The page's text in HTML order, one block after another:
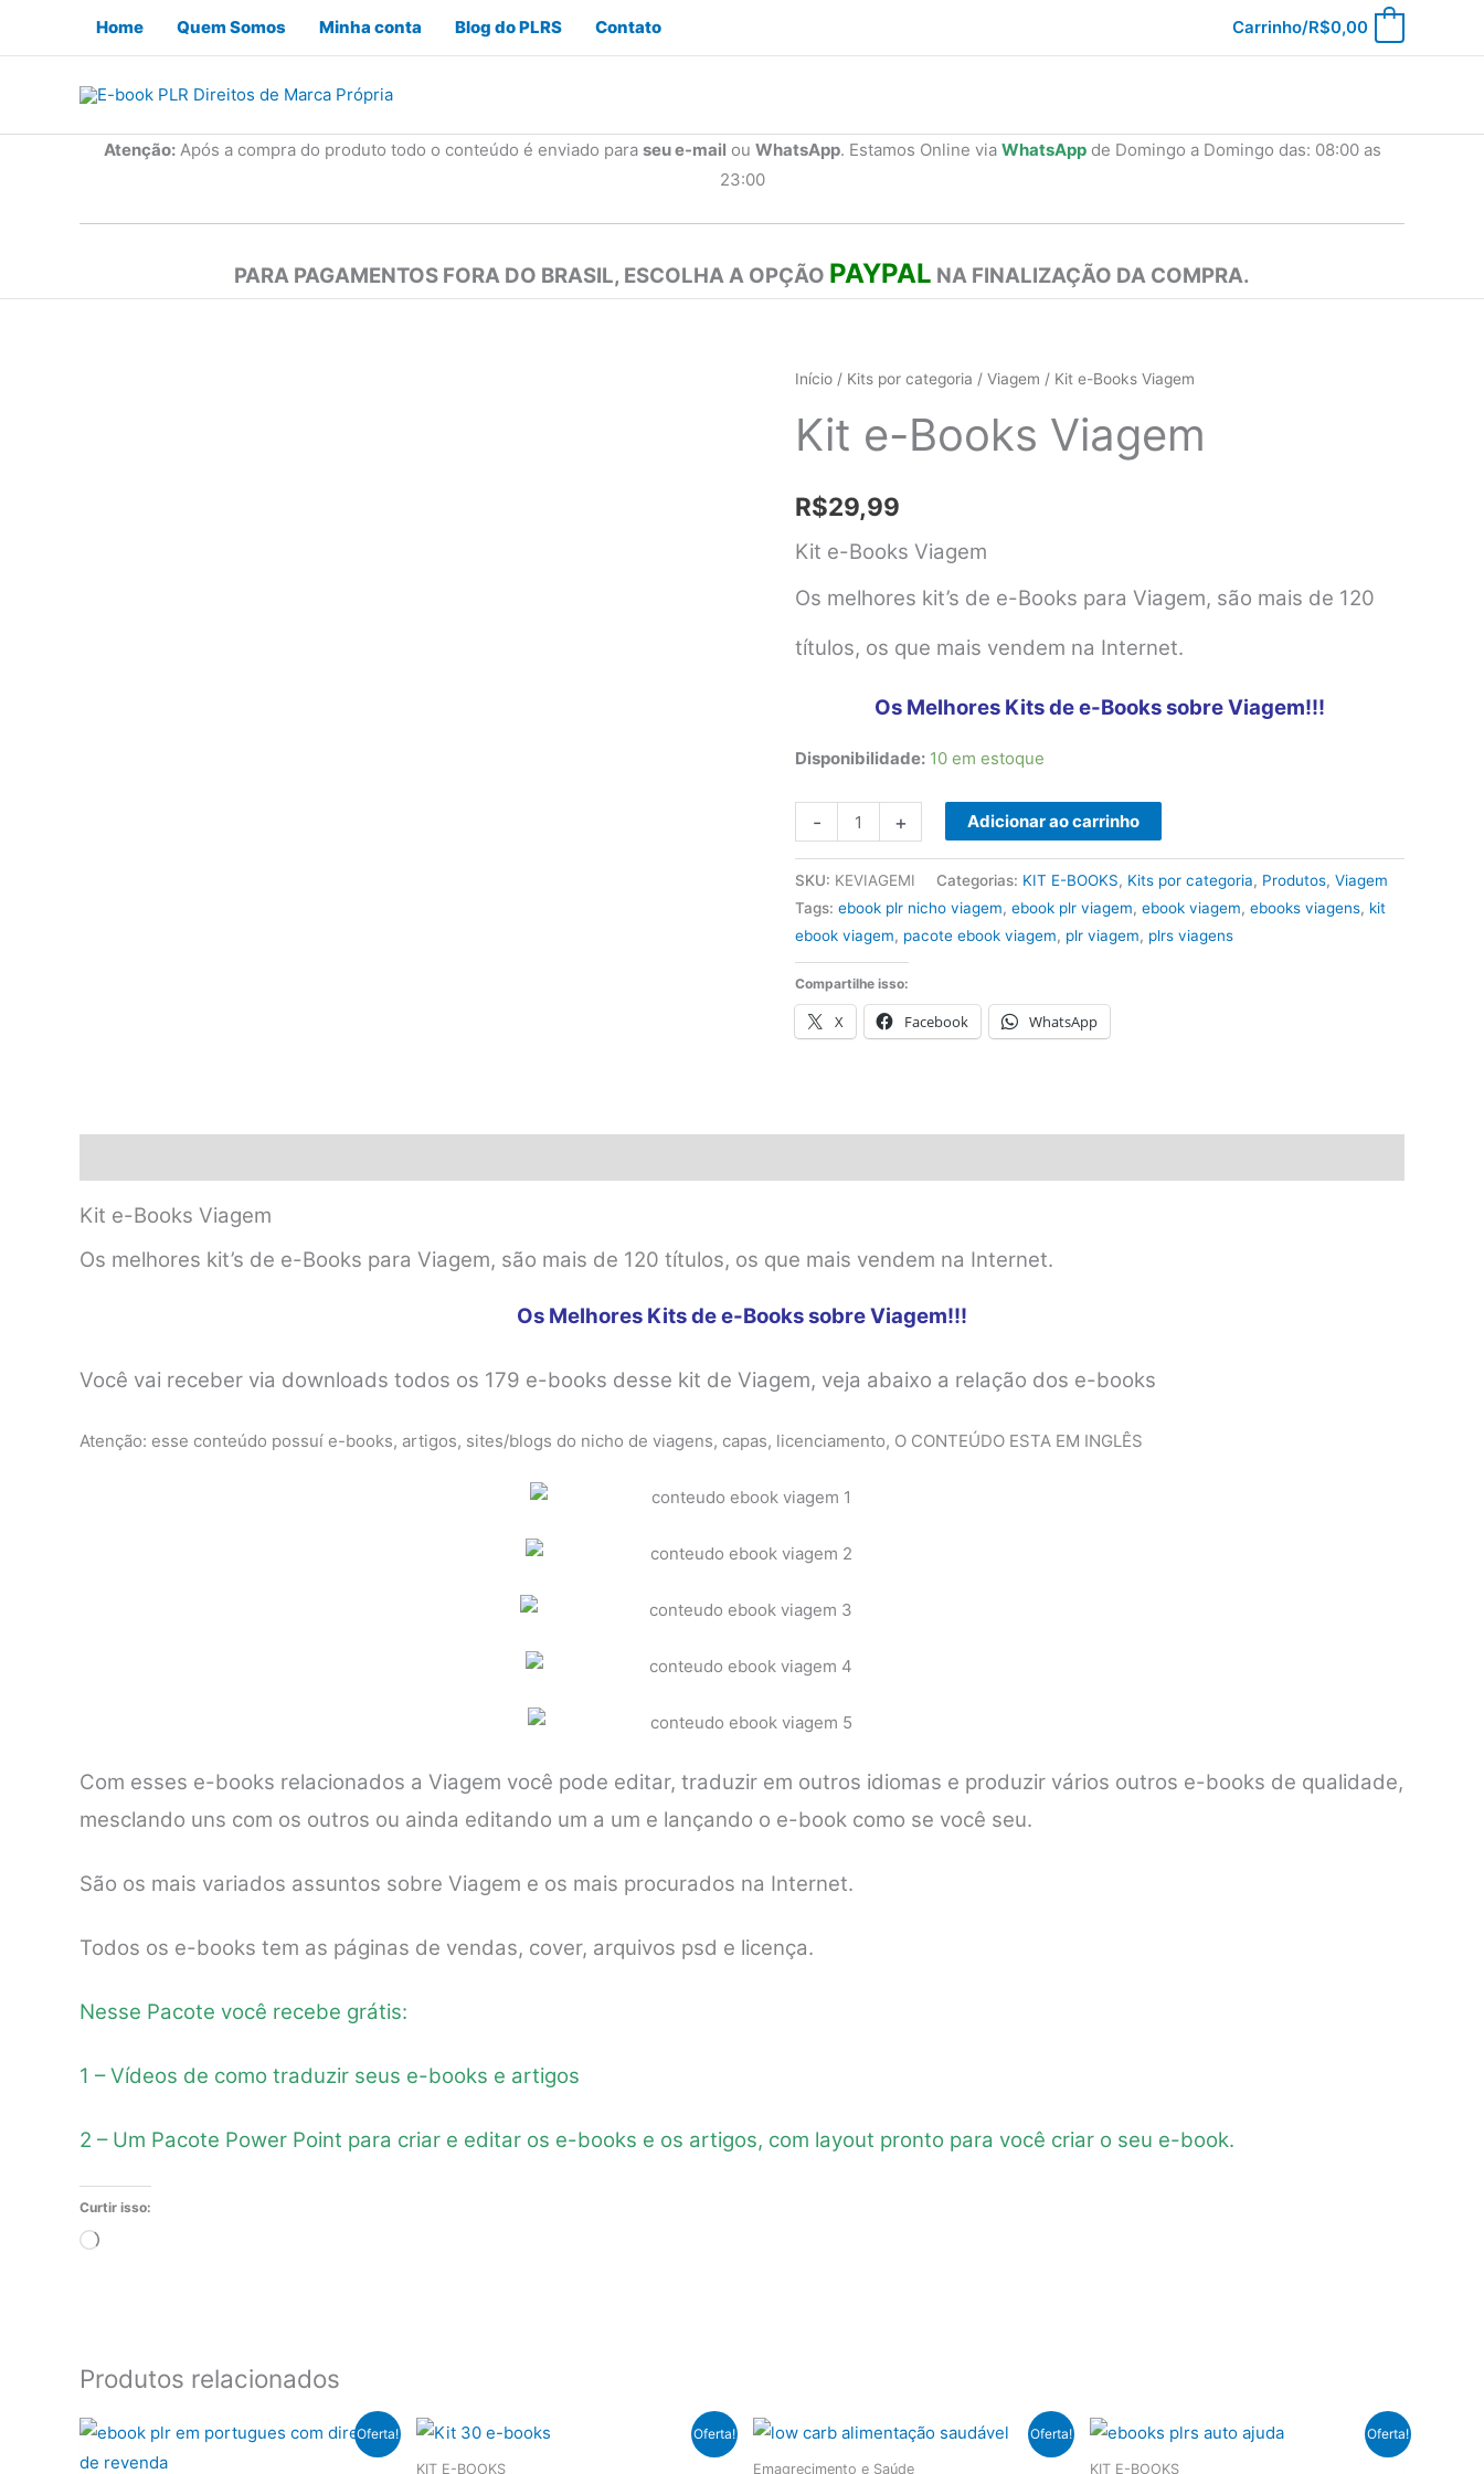
Home Quem Somos Minha conta Blog do PLRS Contato Carrinho/R$0,00
Atenção:Após a compra do produto todo o conteúdo é enviado para seu e-mail ou WhatsApp. Estamos Online via WhatsAppde Domingo a Domingo das: 08:00 as
23:00
PARA PAGAMENTOS FORA DO BRASIL, ESCOLHA A OPÇÃO PAYPAL NA FINALIZAÇÃO DA COMPRA.
Início / Kits por categoria / Viagem / Kit e-Books Viagem
Kit e-Books Viagem
R$29,99
Kit e-Books Viagem
Os melhores kit’s de e-Books para Viagem, são mais de 120
títulos, os que mais vendem na Internet.
Os Melhores Kits de e-Books sobre Viagem!!!
Disponibilidade: 10 em estoque
-
e-
Books
Viagem
quantidade
+ Adicionar ao carrinho
SKU: KEVIAGEMI Categorias: KIT E-BOOKS, Kits por categoria, Produtos, Viagem
Tags: ebook plr nicho viagem, ebook plr viagem, ebook viagem, ebooks viagens, kit
ebook viagem, pacote ebook viagem, plr viagem, plrs viagens
Compartilhe isso:
X Facebook WhatsApp
Kit e-Books Viagem
Os melhores kit’s de e-Books para Viagem, são mais de 120 títulos, os que mais vendem na Internet.
Os Melhores Kits de e-Books sobre Viagem!!!
Você vai receber via downloads todos os 179 e-books desse kit de Viagem, veja abaixo a relação dos e-books
Atenção: esse conteúdo possuí e-books, artigos, sites/blogs do nicho de viagens, capas, licenciamento, O CONTEÚDO ESTA EM INGLÊS
Com esses e-books relacionados a Viagem você pode editar, traduzir em outros idiomas e produzir vários outros e-books de qualidade,
mesclando uns com os outros ou ainda editando um a um e lançando o e-book como se você seu.
São os mais variados assuntos sobre Viagem e os mais procurados na Internet.
Todos os e-books tem as páginas de vendas, cover, arquivos psd e licença.
Nesse Pacote você recebe grátis:
1 – Vídeos de como traduzir seus e-books e artigos
2 – Um Pacote Power Point para criar e editar os e-books e os artigos, com layout pronto para você criar o seu e-book.
Curtir isso:
Carregando...
Produtos relacionados
Oferta! Oferta!
KIT E-BOOKS
Oferta!
Emagrecimento e Saúde
Oferta!
KIT E-BOOKS